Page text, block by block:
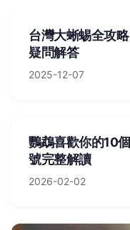
台灣大蜥蜴全攻
疑問解答
2025-12-07
鸚鵡喜歡你的10
號完整解讀
2026-02-02